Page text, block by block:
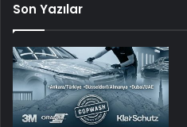
Son Yazılar